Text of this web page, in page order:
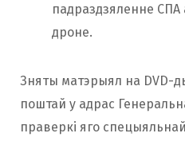
падраздзяленне СПА
дроне.
Зняты матэрыял на DVD-
поштай у адрас
праверкі яго